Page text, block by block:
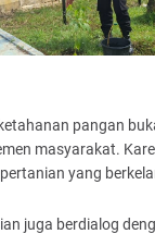
pangan
masyarakat.
yang
juga berdialog